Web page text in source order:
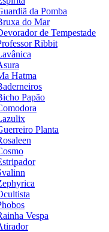
da Pomba
do Mar
de Tempestade
Ribbit
Hatma
Papão
Planta
Vespa